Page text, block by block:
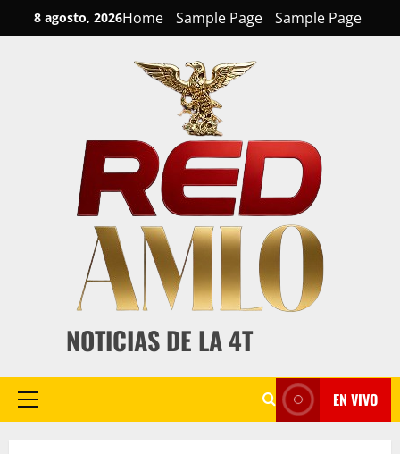
to
8 agosto, 2026Home Sample Page Sample Page
NOTICIAS DE LA 4T
Primary
EN VIVO